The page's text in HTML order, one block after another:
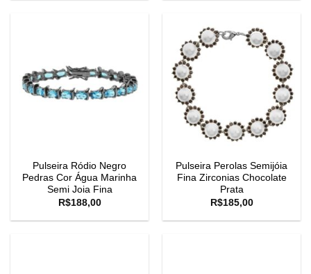
Pulseira Ródio Negro
Pedras Cor Água Marinha
Semi Joia Fina
R$188,00
Pulseira Perolas Semijóia
Fina Zirconias Chocolate
Prata
R$185,00